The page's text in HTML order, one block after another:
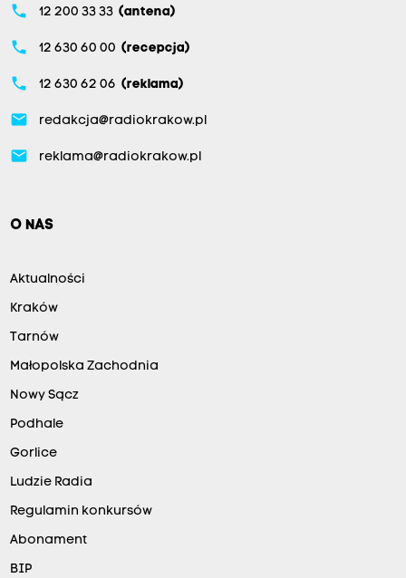
phone 12 200 33 33 (antena)
phone 12 630 60 00 (recepcja)
phone 12 630 62 06 (reklama)
email redakcja@radiokrakow.pl
email reklama@radiokrakow.pl
O NAS
Aktualności
Kraków
Tarnów
Małopolska Zachodnia
Nowy Sącz
Podhale
Gorlice
Ludzie Radia
Regulamin konkursów
Abonament
BIP